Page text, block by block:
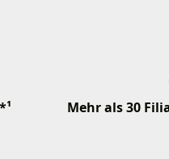
Mehr als 30